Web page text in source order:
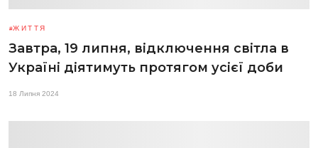
ЖИТТЯ
Завтра, 19 липня, відключення світла в
Україні діятимуть протягом усієї доби
18 Липня 2024